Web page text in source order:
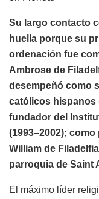
Su largo contacto
huella porque su
ordenación fue
Ambrose de
desempeñó como
católicos hispanos
fundador del
(1993–2002);
William de
parroquia de Saint
El máximo líder